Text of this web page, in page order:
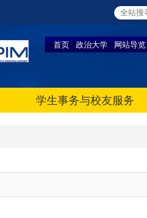
首页 政治大学 网站导览
学生事务与校友服务